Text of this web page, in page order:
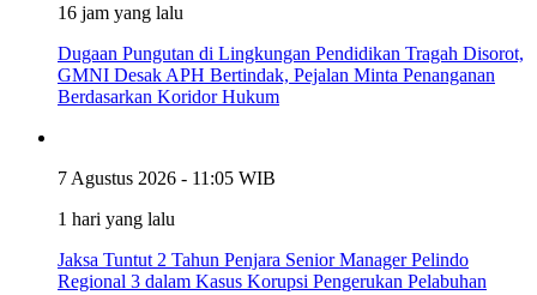
16 jam yang lalu
Dugaan Pungutan di Lingkungan Pendidikan Tragah Disorot,
GMNI Desak APH Bertindak, Pejalan Minta Penanganan
Berdasarkan Koridor Hukum
7 Agustus 2026 - 11:05 WIB
1 hari yang lalu
Jaksa Tuntut 2 Tahun Penjara Senior Manager Pelindo
Regional 3 dalam Kasus Korupsi Pengerukan Pelabuhan